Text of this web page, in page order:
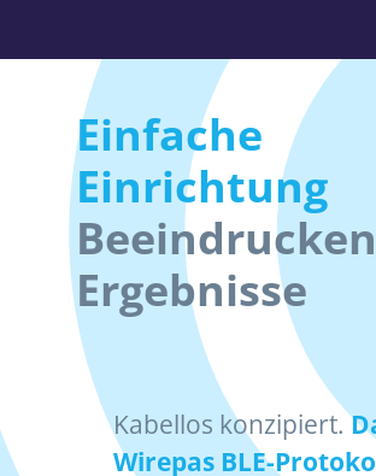
Einfache
Einrichtung
Ergebnisse
Kabellos konzipiert.
Wirepas BLE-